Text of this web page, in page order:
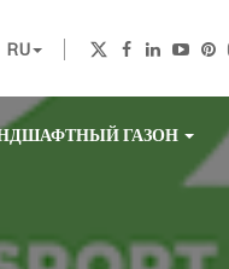
RU
ГАЗОН